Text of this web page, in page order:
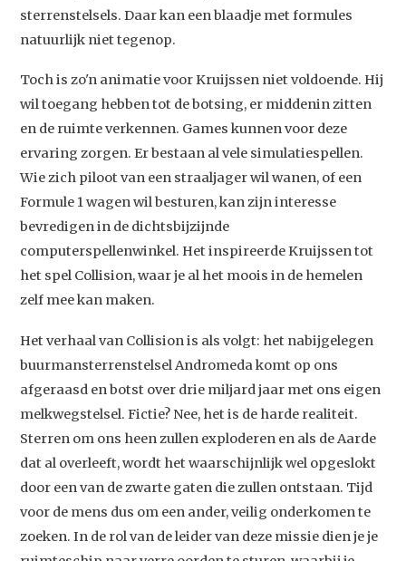
Studium Generale
sterrenstelsels. Daar kan een blaadje met formules
natuurlijk niet tegenop.
Toch is zo'n animatie voor Kruijssen niet voldoende. Hij
wil toegang hebben tot de botsing, er middenin zitten
en de ruimte verkennen. Games kunnen voor deze
ervaring zorgen. Er bestaan al vele simulatiespellen.
Wie zich piloot van een straaljager wil wanen, of een
Formule 1 wagen wil besturen, kan zijn interesse
bevredigen in de dichtsbijzijnde
computerspellenwinkel. Het inspireerde Kruijssen tot
het spel Collision, waar je al het moois in de hemelen
zelf mee kan maken.
Het verhaal van Collision is als volgt: het nabijgelegen
buurmansterrenstelsel Andromeda komt op ons
afgeraasd en botst over drie miljard jaar met ons eigen
melkwegstelsel. Fictie? Nee, het is de harde realiteit.
Sterren om ons heen zullen exploderen en als de Aarde
dat al overleeft, wordt het waarschijnlijk wel opgeslokt
door een van de zwarte gaten die zullen ontstaan. Tijd
voor de mens dus om een ander, veilig onderkomen te
zoeken. In de rol van de leider van deze missie dien je je